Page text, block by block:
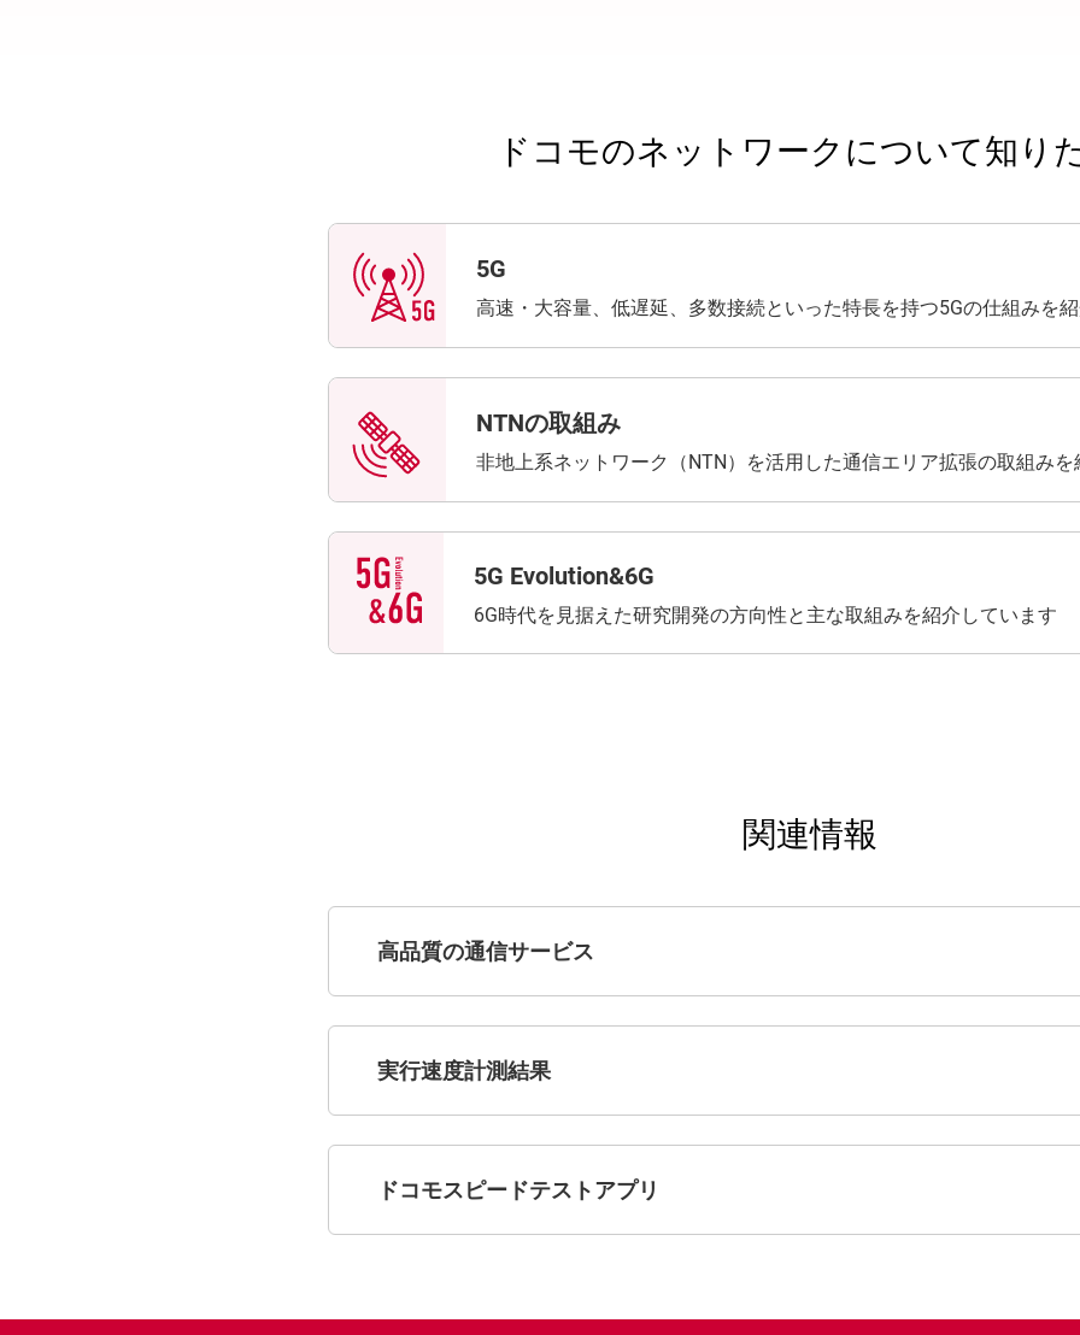
ドコモのネットワークについて知り
5G
高速・大容量、低遅延、多数接続といった特長を持つ5Gの仕組みを
NTNの取組み
非地上系ネットワーク（NTN）を活用した通信エリア拡張の取組み
5G Evolution&6G
6G時代を見据えた研究開発の方向性と主な取組みを紹介しています
関連情報
高品質の通信サービス
実行速度計測結果
ドコモスピードテストアプリ